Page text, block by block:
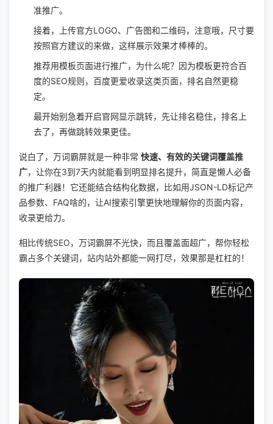
准推广。
接着，上传官方LOGO、广告图和二维码，注意哦，尺寸要
按照官方建议的来做，这样展示效果才棒棒的。
推荐用模板页面进行推广，为什么呢？因为模板更符合百
度的SEO规则，百度更爱收录这类页面，排名自然更稳
定。
最开始别急着开启官网显示跳转，先让排名稳住，排名上
去了，再做跳转效果更佳。
说白了，万词霸屏就是一种非常 快速、有效的关键词覆盖推
广，让你在3到7天内就能看到明显排名提升，简直是懒人必备
的推广利器！它还能结合结构化数据，比如用JSON-LD标记产
品参数、FAQ啥的，让AI搜索引擎更快地理解你的页面内容，
收录更给力。
相比传统SEO，万词霸屏不光快，而且覆盖面超广，帮你轻松
霸占多个关键词，站内站外都能一网打尽，效果那是杠杠的！